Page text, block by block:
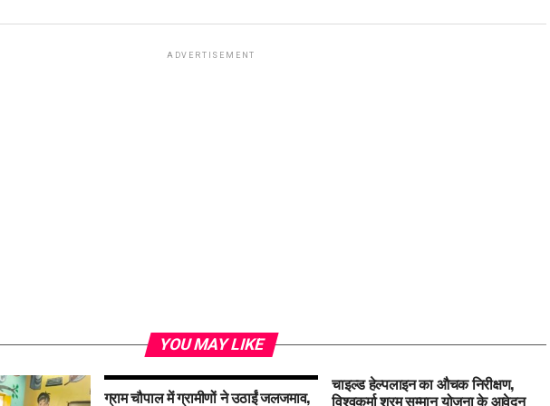
ADVERTISEMENT
YOU MAY LIKE
ग्राम चौपाल में ग्रामीणों ने उठाईं जलजमाव,
चाइल्ड हेल्पलाइन का औचक निरीक्षण,
विश्वकर्मा श्रम सम्मान योजना के आवेदन